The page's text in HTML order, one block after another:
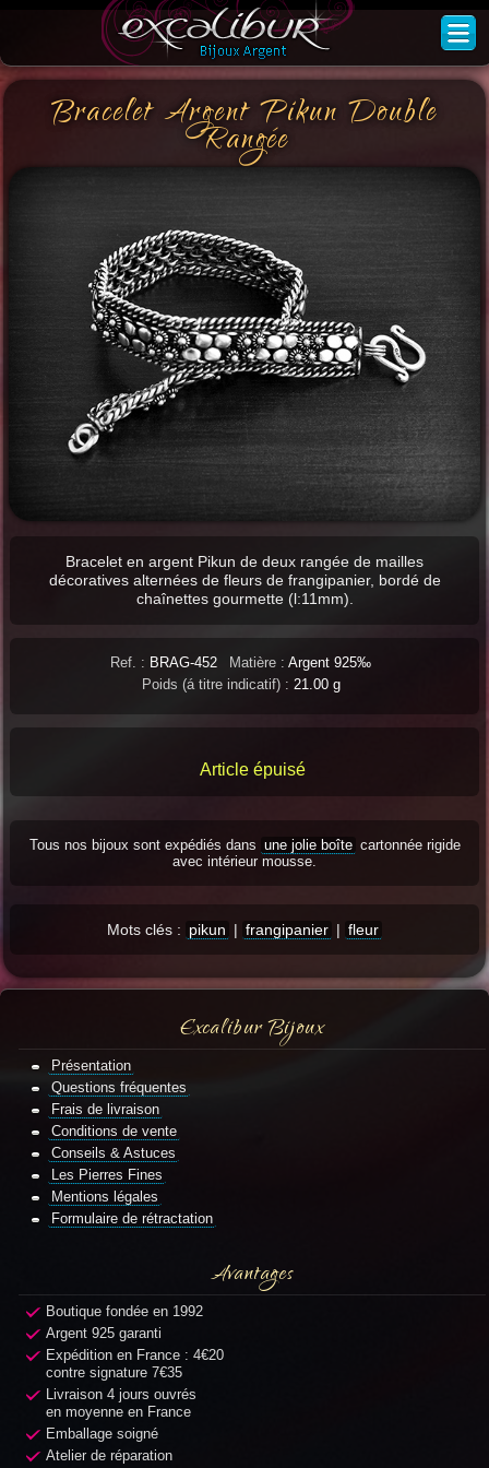
Bracelet Argent Pikun Double
Rangée
Bracelet en argent Pikun de deux rangée de mailles
décoratives alternées de fleurs de frangipanier, bordé de
chaînettes gourmette (l:11mm).
Ref. : BRAG-452 Matière : Argent 925‰
Poids (á titre indicatif) : 21.00 g
Article épuisé
Tous nos bijoux sont expédiés dans une jolie boîte cartonnée rigide
avec intérieur mousse.
Mots clés : pikun | frangipanier | fleur
Excalibur Bijoux
Présentation
Questions fréquentes
Frais de livraison
Conditions de vente
Conseils & Astuces
Les Pierres Fines
Mentions légales
Formulaire de rétractation
Avantages
Boutique fondée en 1992
Argent 925 garanti
Expédition en France : 4€20
contre signature 7€35
Livraison 4 jours ouvrés
en moyenne en France
Emballage soigné
Atelier de réparation